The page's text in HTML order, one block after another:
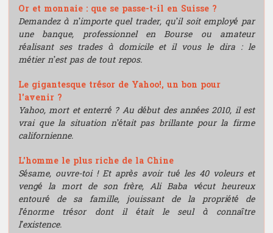
Or et monnaie : que se passe-t-il en Suisse ?
Demandez à n’importe quel trader, qu’il soit employé par
une banque, professionnel en Bourse ou amateur
réalisant ses trades à domicile et il vous le dira : le
métier n’est pas de tout repos.
Le gigantesque trésor de Yahoo!, un bon pour
l'avenir ?
Yahoo, mort et enterré ? Au début des années 2010, il est
vrai que la situation n’était pas brillante pour la firme
californienne.
L'homme le plus riche de la Chine
Sésame, ouvre-toi ! Et après avoir tué les 40 voleurs et
vengé la mort de son frère, Ali Baba vécut heureux
entouré de sa famille, jouissant de la propriété de
l’énorme trésor dont il était le seul à connaître
l’existence.